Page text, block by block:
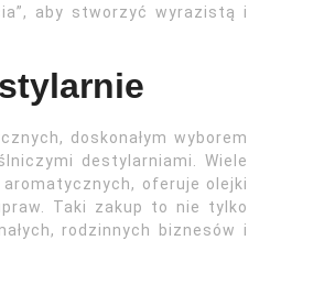
aby stworzyć wyrazistą i
doskonałym wyborem
destylarniami. Wiele
oferuje olejki
Taki zakup to nie tylko
rodzinnych biznesów i